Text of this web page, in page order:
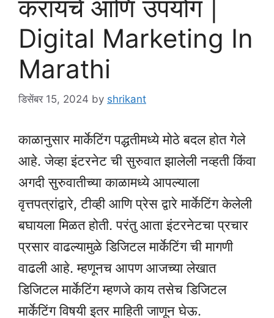
करायचे आणि उपयोग |
Digital Marketing In
Marathi
डिसेंबर 15, 2024 by shrikant
काळानुसार मार्केटिंग पद्धतीमध्ये मोठे बदल होत गेले
आहे. जेव्हा इंटरनेट ची सुरुवात झालेली नव्हती किंवा
अगदी सुरुवातीच्या काळामध्ये आपल्याला
वृत्तपत्रांद्वारे, टीव्ही आणि प्रेस द्वारे मार्केटिंग केलेली
बघायला मिळत होती. परंतु आता इंटरनेटचा प्रचार
प्रसार वाढल्यामुळे डिजिटल मार्केटिंग ची मागणी
वाढली आहे. म्हणूनच आपण आजच्या लेखात
डिजिटल मार्केटिंग म्हणजे काय तसेच डिजिटल
मार्केटिंग विषयी इतर माहिती जाणून घेऊ.